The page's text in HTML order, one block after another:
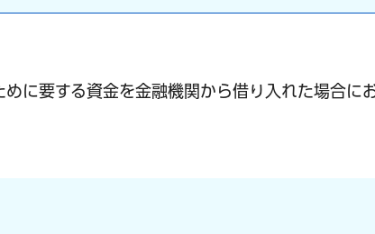
に要する資金を金融機関から借り入れた場合に